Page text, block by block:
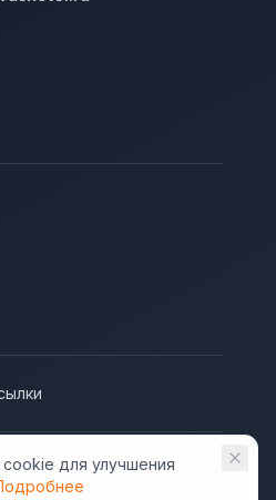
ответственности за
для улучшения